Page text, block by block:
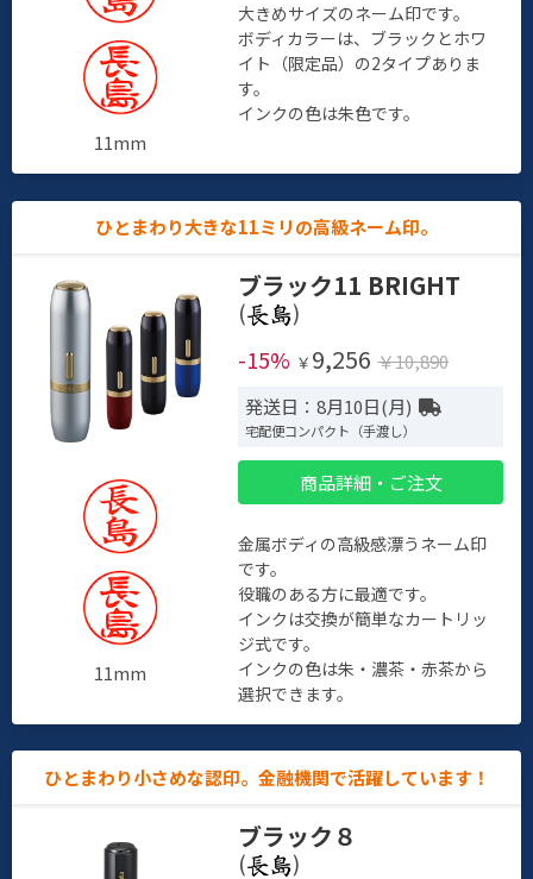
11mm
大きめサイズのネーム印です。
ボディカラーは、ブラックとホワ
イト（限定品）の2タイプありま
す。
インクの色は朱色です。
ひとまわり大きな11ミリの高級ネーム印。
11mm
ブラック11 BRIGHT
(
)
-15% ￥ 9,256 ￥10,890
発送日：8月10日(月)
宅配便コンパクト（手渡し）
商品詳細・ご注文
金属ボディの高級感漂うネーム印
です。
役職のある方に最適です。
インクは交換が簡単なカートリッ
ジ式です。
インクの色は朱・濃茶・赤茶から
選択できます。
ひとまわり小さめな認印。金融機関で活躍しています！
ブラック８
(
)